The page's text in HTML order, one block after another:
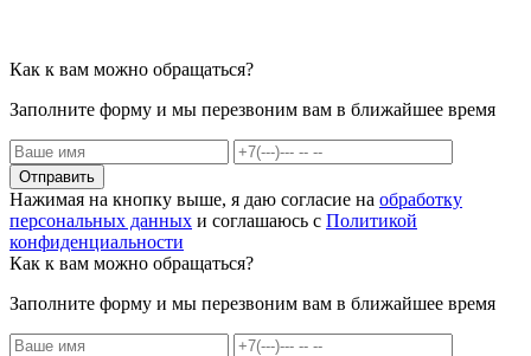
Как к вам можно обращаться?
Заполните форму и мы перезвоним вам в ближайшее время
Отправить
Нажимая на кнопку выше, я даю согласие на обработку
персональных данных и соглашаюсь с Политикой
конфиденциальности
Как к вам можно обращаться?
Заполните форму и мы перезвоним вам в ближайшее время